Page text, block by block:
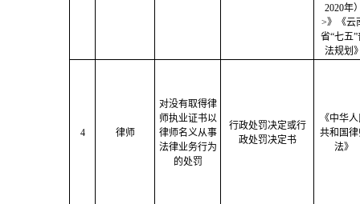
2020年
>》《云
省“七五”
法规划
4 律师
对没有取得律
师执业证书以
律师名义从事
法律业务行为
的处罚
行政处罚决定或行
政处罚决定书
《中华
共和国律
法》